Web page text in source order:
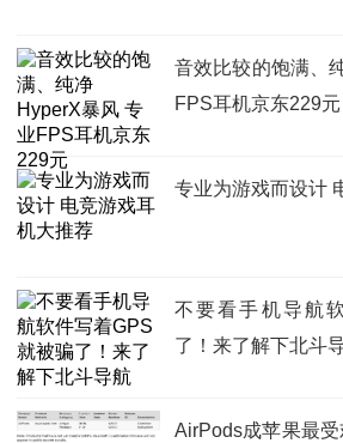
音效比较的饱满、
FPS耳机京东229元
专业为游戏而设计
不要看手机导航
了！来了解下北斗
AirPods成苹果最